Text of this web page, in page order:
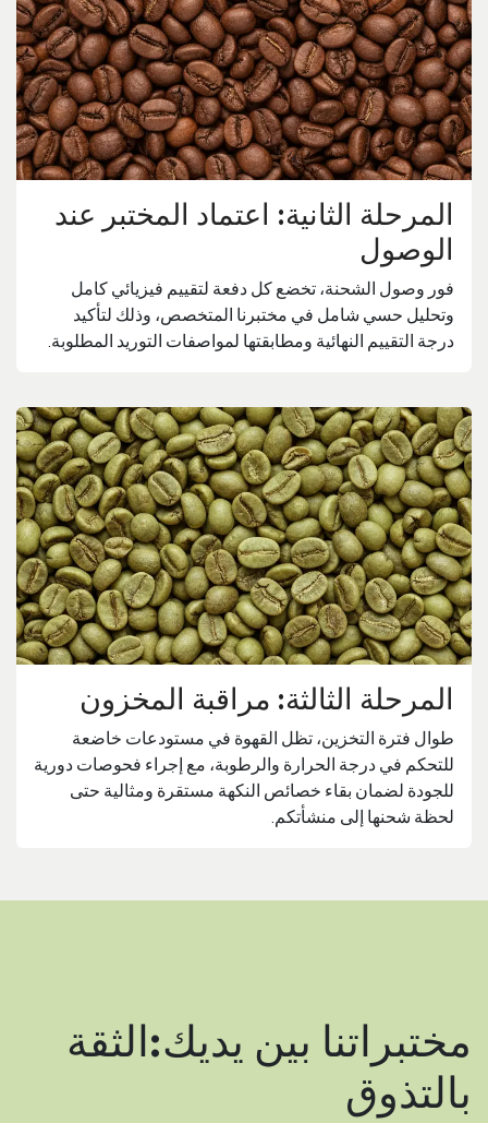
المرحلة الثانية: اعتماد المختبر عند
الوصول
فور وصول الشحنة، تخضع كل دفعة لتقييم فيزيائي كامل
وتحليل حسي شامل في مختبرنا المتخصص، وذلك لتأكيد
درجة التقييم النهائية ومطابقتها لمواصفات التوريد المطلوبة.​
المرحلة الثالثة: مراقبة المخزون
طوال فترة التخزين، تظل القهوة في مستودعات خاضعة
للتحكم في درجة الحرارة والرطوبة، مع إجراء فحوصات دورية
للجودة لضمان بقاء خصائص النكهة مستقرة ومثالية حتى
لحظة شحنها إلى منشأتكم.​
مختبراتنا بين يديك:الثقة
بالتذوق